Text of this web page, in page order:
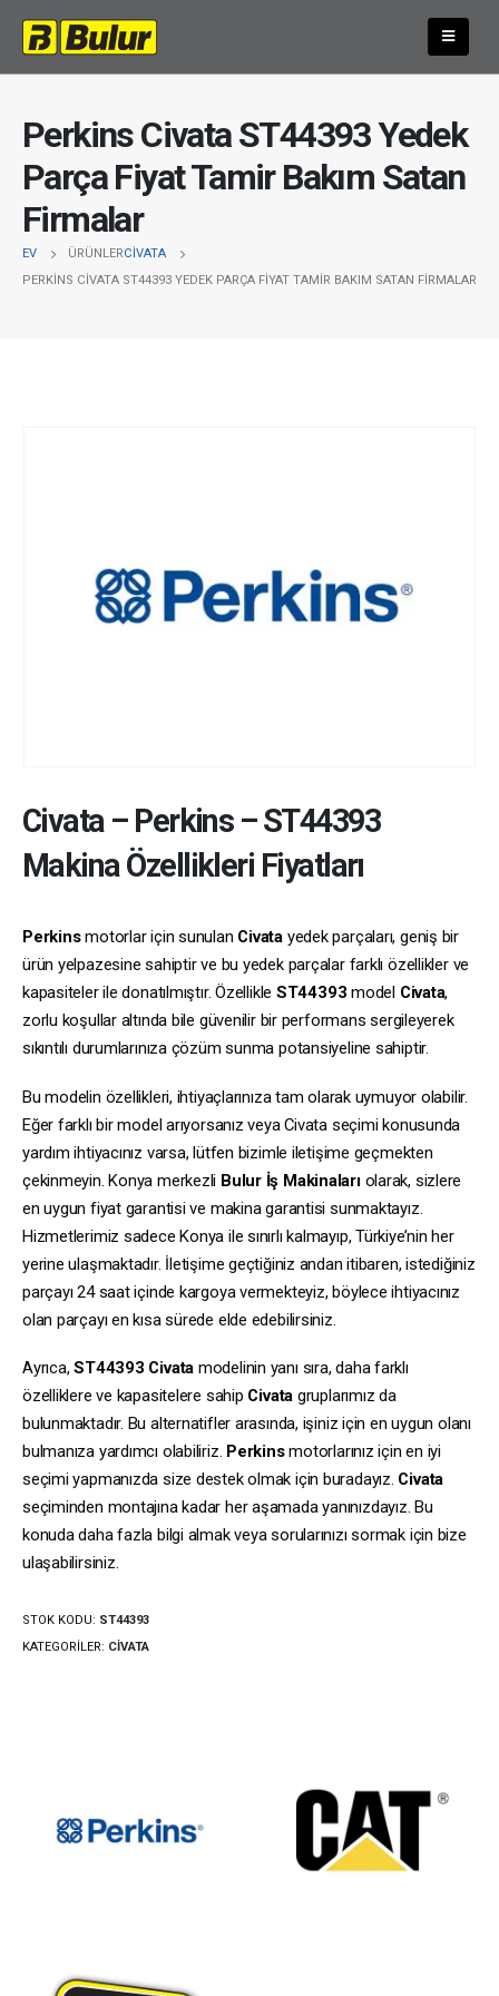
Perkins Civata ST44393 Yedek
Parça Fiyat Tamir Bakım Satan
Firmalar
EV ÜRÜNLERCIVATA
PERKINS CIVATA ST44393 YEDEK PARÇA FIYAT TAMIR BAKIM SATAN FIRMALAR
Civata– Perkins–ST44393
Makina Özellikleri Fiyatları
Perkinsmotorlar için sunulan Civata yedek parçaları, geniş bir
ürün yelpazesine sahiptir ve bu yedek parçalar farklı özellikler ve
kapasiteler ile donatılmıştır. Özellikle ST44393 model Civata,
zorlu koşullar altında bile güvenilir bir performans sergileyerek
sıkıntılı durumlarınıza çözüm sunma potansiyeline sahiptir.
Bu modelin özellikleri, ihtiyaçlarınıza tam olarak uymuyor olabilir.
Eğer farklı bir model arıyorsanız veya Civata seçimi konusunda
yardım ihtiyacınız varsa, lütfen bizimle iletişime geçmekten
çekinmeyin. Konya merkezli Bulur İş Makinalarıolarak, sizlere
en uygun fiyat garantisi ve makina garantisi sunmaktayız.
Hizmetlerimiz sadece Konya ile sınırlı kalmayıp, Türkiye’nin her
yerine ulaşmaktadır. İletişime geçtiğiniz andan itibaren, istediğiniz
parçayı 24 saat içinde kargoya vermekteyiz, böylece ihtiyacınız
olan parçayı en kısa sürede elde edebilirsiniz.
Ayrıca,ST44393 Civata modelinin yanı sıra, daha farklı
özelliklere ve kapasitelere sahip Civata gruplarımız da
bulunmaktadır. Bu alternatifler arasında, işiniz için en uygun olanı
bulmanıza yardımcı olabiliriz. Perkinsmotorlarınız için en iyi
seçimi yapmanızda size destek olmak için buradayız. Civata
seçiminden montajına kadar her aşamada yanınızdayız. Bu
konuda daha fazla bilgi almak veya sorularınızı sormak için bize
ulaşabilirsiniz.
STOK KODU: ST44393
KATEGORILER: CIVATA